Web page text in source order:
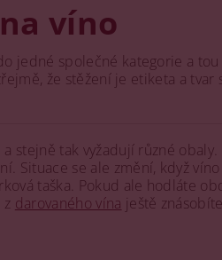
víno
jedné společné kategorie a tou
že stěžení je etiketa a tvar
stejně tak vyžadují různé
Situace se ale změní, když
taška. Pokud ale hodláte
z darovaného vína ještě